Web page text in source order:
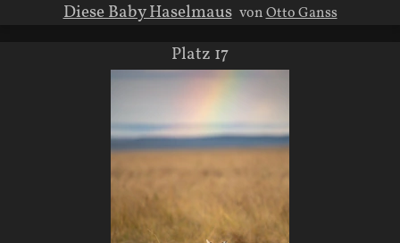
Diese Baby Haselmaus vonOtto Ganss
Platz 17